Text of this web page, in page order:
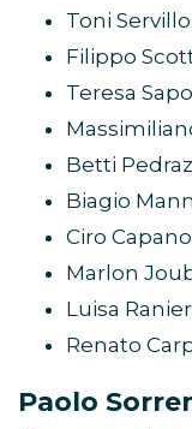
Toni Servillo
Filippo
Teresa
Betti
Biagio
Ciro Capano
Marlon
Luisa
Renato
Paolo